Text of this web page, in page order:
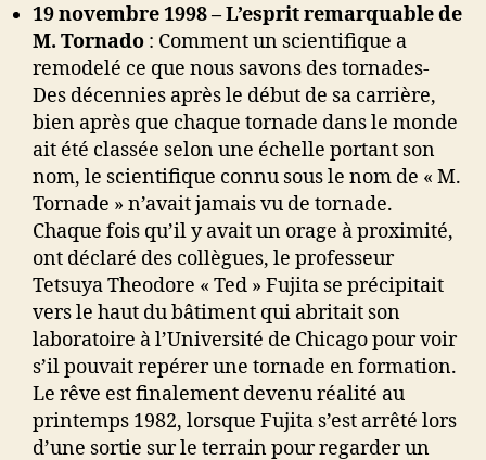
19 novembre 1998 – L’esprit remarquable de
M. Tornado : Comment un scientifique a
remodelé ce que nous savons des tornades-
Des décennies après le début de sa carrière,
bien après que chaque tornade dans le monde
ait été classée selon une échelle portant son
nom, le scientifique connu sous le nom de « M.
Tornade » n’avait jamais vu de tornade.
Chaque fois qu’il y avait un orage à proximité,
ont déclaré des collègues, le professeur
Tetsuya Theodore « Ted » Fujita se précipitait
vers le haut du bâtiment qui abritait son
laboratoire à l’Université de Chicago pour voir
s’il pouvait repérer une tornade en formation.
Le rêve est finalement devenu réalité au
printemps 1982, lorsque Fujita s’est arrêté lors
d’une sortie sur le terrain pour regarder un